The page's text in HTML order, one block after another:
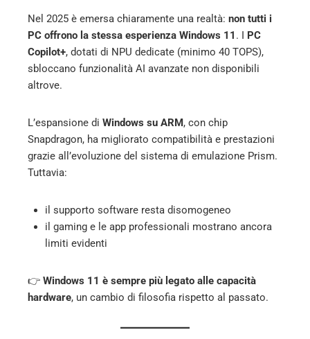
Nel 2025 è emersa chiaramente una realtà: non tutti i
PC offrono la stessa esperienza Windows 11 . I PC
Copilot+, dotati di NPU dedicate (minimo 40 TOPS),
sbloccano funzionalità AI avanzate non disponibili
altrove.
L’espansione di Windows su ARM, con chip
Snapdragon, ha migliorato compatibilità e prestazioni
grazie all’evoluzione del sistema di emulazione Prism.
Tuttavia:
il supporto software resta disomogeneo
il gaming e le app professionali mostrano ancora
limiti evidenti
👉 Windows 11 è sempre più legato alle capacità
hardware, un cambio di filosofia rispetto al passato.